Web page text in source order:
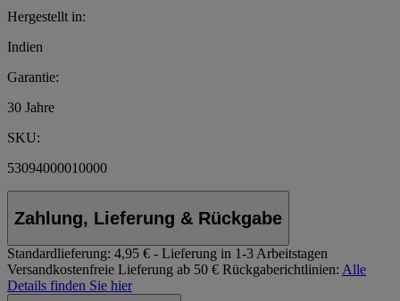
Hergestellt in:
Indien
Garantie:
30 Jahre
SKU:
53094000010000
Zahlung, Lieferung & Rückgabe
Standardlieferung: 4,95 € - Lieferung in 1-3 Arbeitstagen
Versandkostenfreie Lieferung ab 50 € Rückgaberichtlinien: Alle
Details finden Sie hier